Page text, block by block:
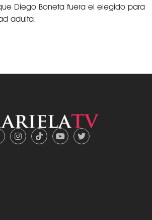
Diego Boneta fuera el elegido para
adulta.